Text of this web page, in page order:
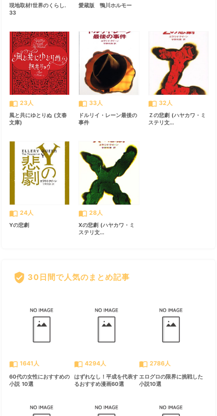
現地取材!世界のくらし.
33
愛蔵版 鴨川ホルモー
import_contacts 23人
風と共にゆとりぬ (文春
文庫)
import_contacts 33人
ドルリイ・レーン最後の
事件
import_contacts 32人
Ｚの悲劇 (ハヤカワ・ミ
ステリ文...
import_contacts 24人
Yの悲劇
import_contacts 28人
Xの悲劇 (ハヤカワ・ミ
ステリ文...
verified_user 30日間で人気のまとめ記事
import_contacts 1641人
60代の女性におすすめの
小説 10選
import_contacts 4294人
はずれなし！平成を代表す
るおすすめ漫画60選
import_contacts 2786人
エログロの限界に挑戦した
小説10選